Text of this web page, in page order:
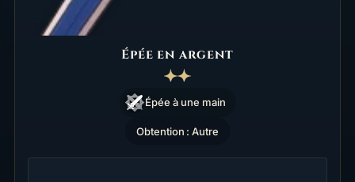
Épée en argent
Épée à une main
Obtention : Autre